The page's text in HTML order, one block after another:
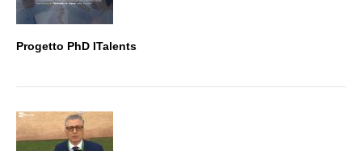
Progetto PhD ITalents